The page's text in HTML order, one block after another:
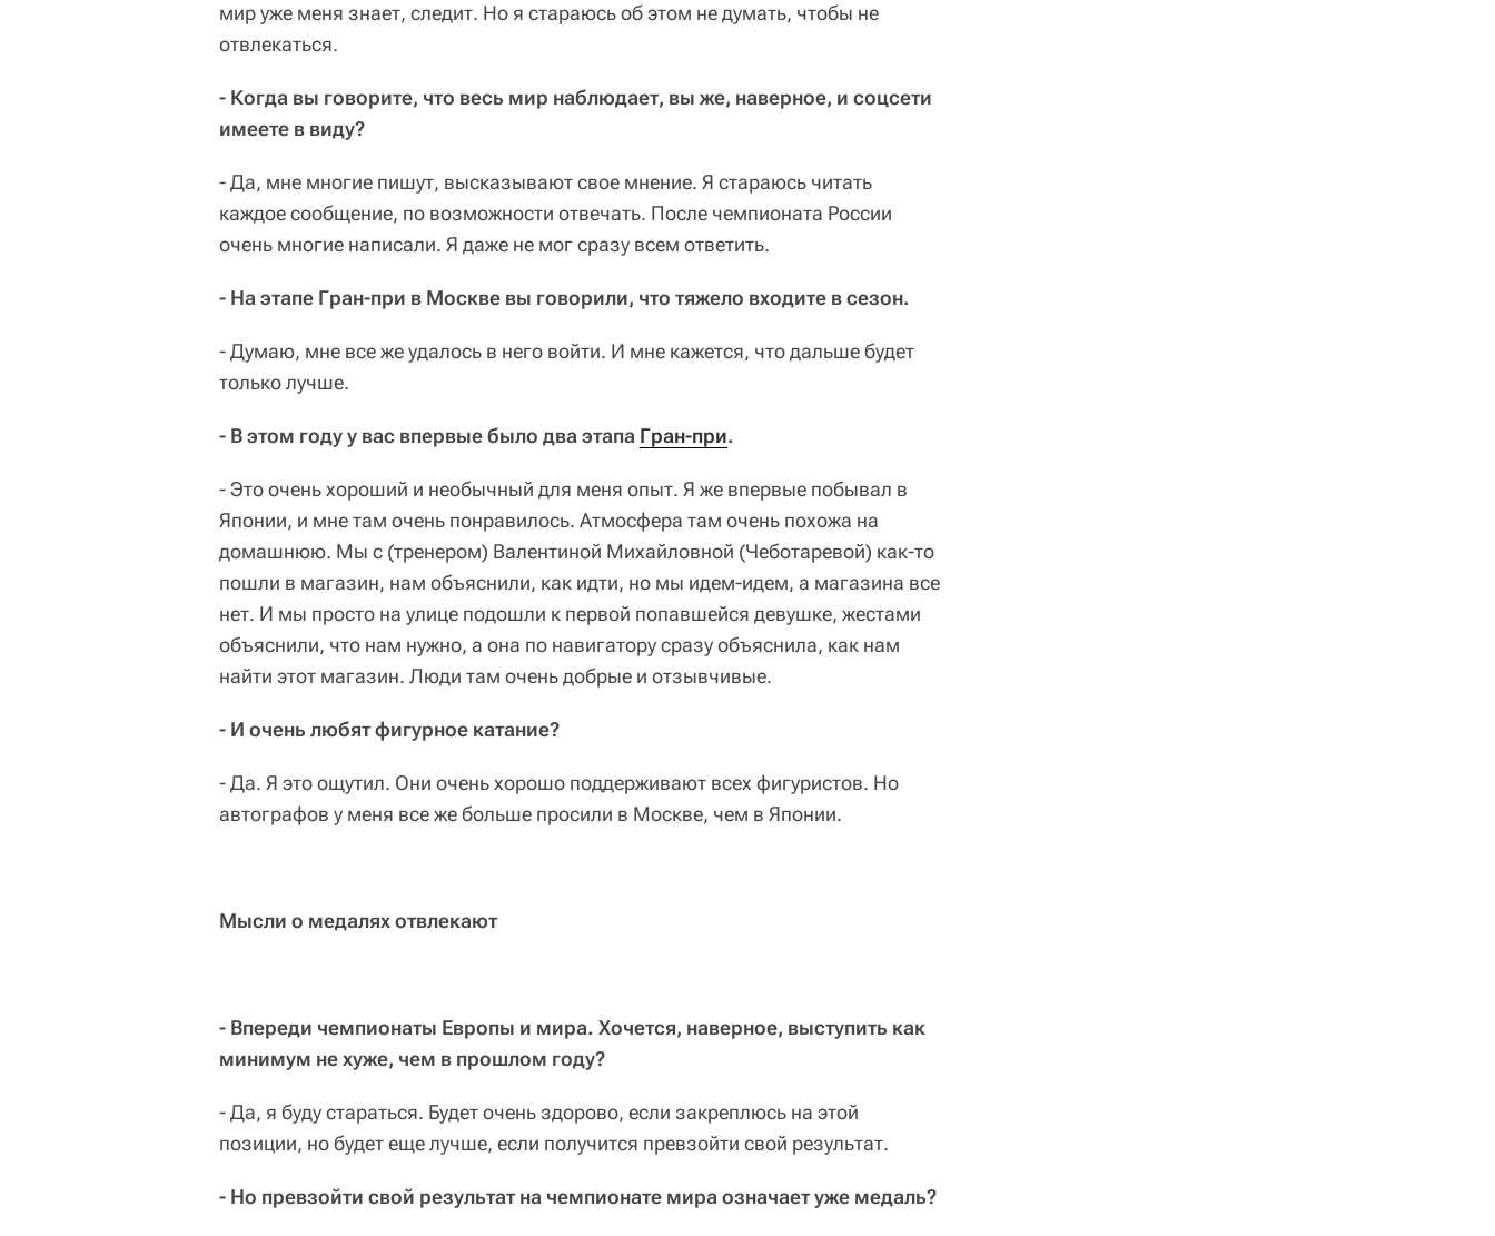
мир уже меня знает, следит. Но я стараюсь об этом не думать, чтобы не
отвлекаться.
- Когда вы говорите, что весь мир наблюдает, вы же, наверное, и соцсети
имеете в виду?
- Да, мне многие пишут, высказывают свое мнение. Я стараюсь читать
каждое сообщение, по возможности отвечать. После чемпионата России
очень многие написали. Я даже не мог сразу всем ответить.
- На этапе Гран-при в Москве вы говорили, что тяжело входите в сезон.
- Думаю, мне все же удалось в него войти. И мне кажется, что дальше будет
только лучше.
- В этом году у вас впервые было два этапа Гран-при.
- Это очень хороший и необычный для меня опыт. Я же впервые побывал в
Японии, и мне там очень понравилось. Атмосфера там очень похожа на
домашнюю. Мы с (тренером) Валентиной Михайловной (Чеботаревой) как-то
пошли в магазин, нам объяснили, как идти, но мы идем-идем, а магазина все
нет. И мы просто на улице подошли к первой попавшейся девушке, жестами
объяснили, что нам нужно, а она по навигатору сразу объяснила, как нам
найти этот магазин. Люди там очень добрые и отзывчивые.
- И очень любят фигурное катание?
- Да. Я это ощутил. Они очень хорошо поддерживают всех фигуристов. Но
автографов у меня все же больше просили в Москве, чем в Японии.
Мысли о медалях отвлекают
- Впереди чемпионаты Европы и мира. Хочется, наверное, выступить как
минимум не хуже, чем в прошлом году?
- Да, я буду стараться. Будет очень здорово, если закреплюсь на этой
позиции, но будет еще лучше, если получится превзойти свой результат.
- Но превзойти свой результат на чемпионате мира означает уже медаль?